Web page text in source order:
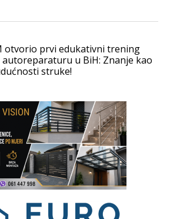
otvorio prvi edukativni trening
autoreparaturu u BiH: Znanje kao
struke!